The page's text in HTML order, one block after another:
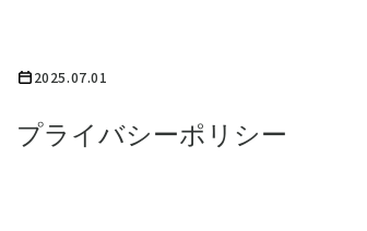
2025.07.01
プライバシーポリシー